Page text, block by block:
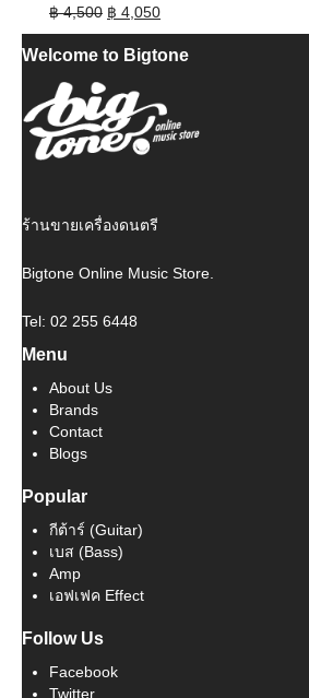
฿4,500 Original
price
was:
฿ 4,050Current
price
is:
Welcome to Bigtone
ร้านขายเครื่องดนตรี
Bigtone Online Music Store.
Tel: 02 255 6448
Menu
About Us
Brands
Contact
Blogs
Popular
กีต้าร์ (Guitar)
เบส (Bass)
Amp
เอฟเฟค Effect
Follow Us
Facebook
Twitter